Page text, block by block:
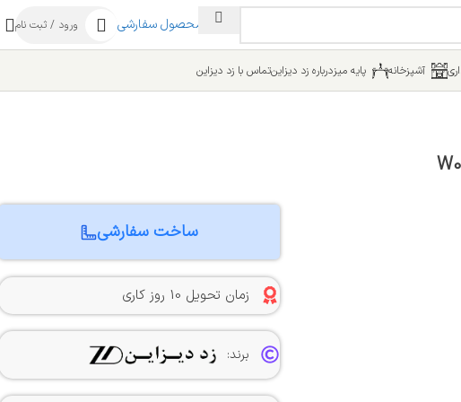
ساخت محصول سفارشی ورود / ثبت نام
آشپزخانه پایه میزدرباره زد دیزاینتماس با زد دیزاین
ساخت سفارشی
زمان تحویل 10 روز کاری
برند: